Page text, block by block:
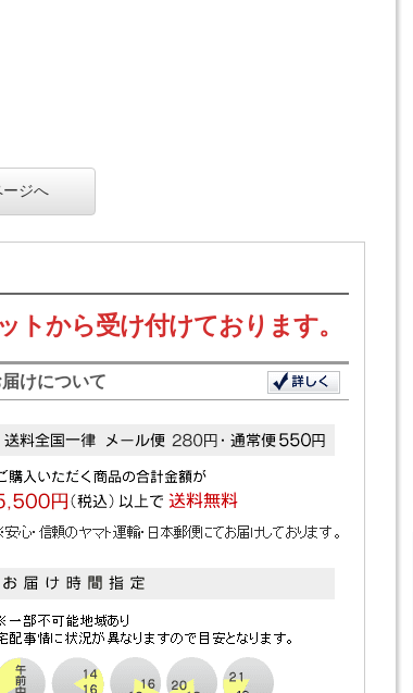
ジへ
トから受け付けております。
けについて